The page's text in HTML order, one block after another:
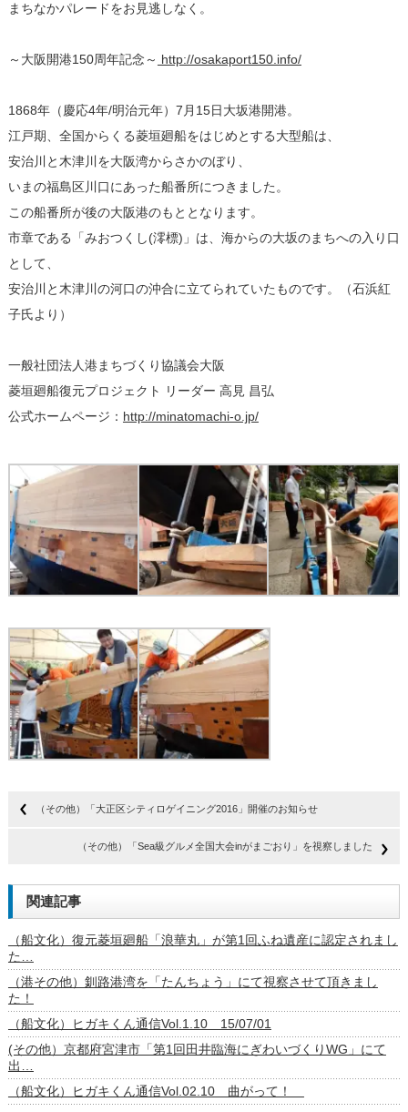
まちなかパレードをお見逃しなく。
～大阪開港150周年記念～ http://osakaport150.info/
1868年（慶応4年/明治元年）7月15日大坂港開港。
江戸期、全国からくる菱垣廻船をはじめとする大型船は、
安治川と木津川を大阪湾からさかのぼり、
いまの福島区川口にあった船番所につきました。
この船番所が後の大阪港のもととなります。
市章である「みおつくし(澪標)」は、海からの大坂のまちへの入り口
として、
安治川と木津川の河口の沖合に立てられていたものです。（石浜紅
子氏より）
一般社団法人港まちづくり協議会大阪
菱垣廻船復元プロジェクト リーダー 高見 昌弘
公式ホームページ： http://minatomachi-o.jp/
（その他）「大正区シティロゲイニング2016」開催のお知らせ
（その他）「Sea級グルメ全国大会inがまごおり」を視察しました
関連記事
（船文化）復元菱垣廻船「浪華丸」が第1回ふね遺産に認定されまし
た…
（港その他）釧路港湾を「たんちょう」にて視察させて頂きまし
た！
（船文化）ヒガキくん通信Vol.1.10 15/07/01
(その他）京都府宮津市「第1回田井臨海にぎわいづくりWG」にて
出…
（船文化）ヒガキくん通信Vol.02.10 曲がって！